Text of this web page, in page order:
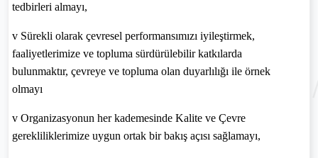
tedbirleri almayı,
v Sürekli olarakçevresel performansımızı iyileştirmek,
faaliyetlerimize ve topluma sürdürülebilir katkılarda
bulunmaktır,çevreye ve topluma olan duyarlılığı ile örnek
olmayı
v Organizasyonun her kademesinde Kalite ve Çevre
gerekliliklerimize uygun ortak bir bakış açısı sağlamayı,